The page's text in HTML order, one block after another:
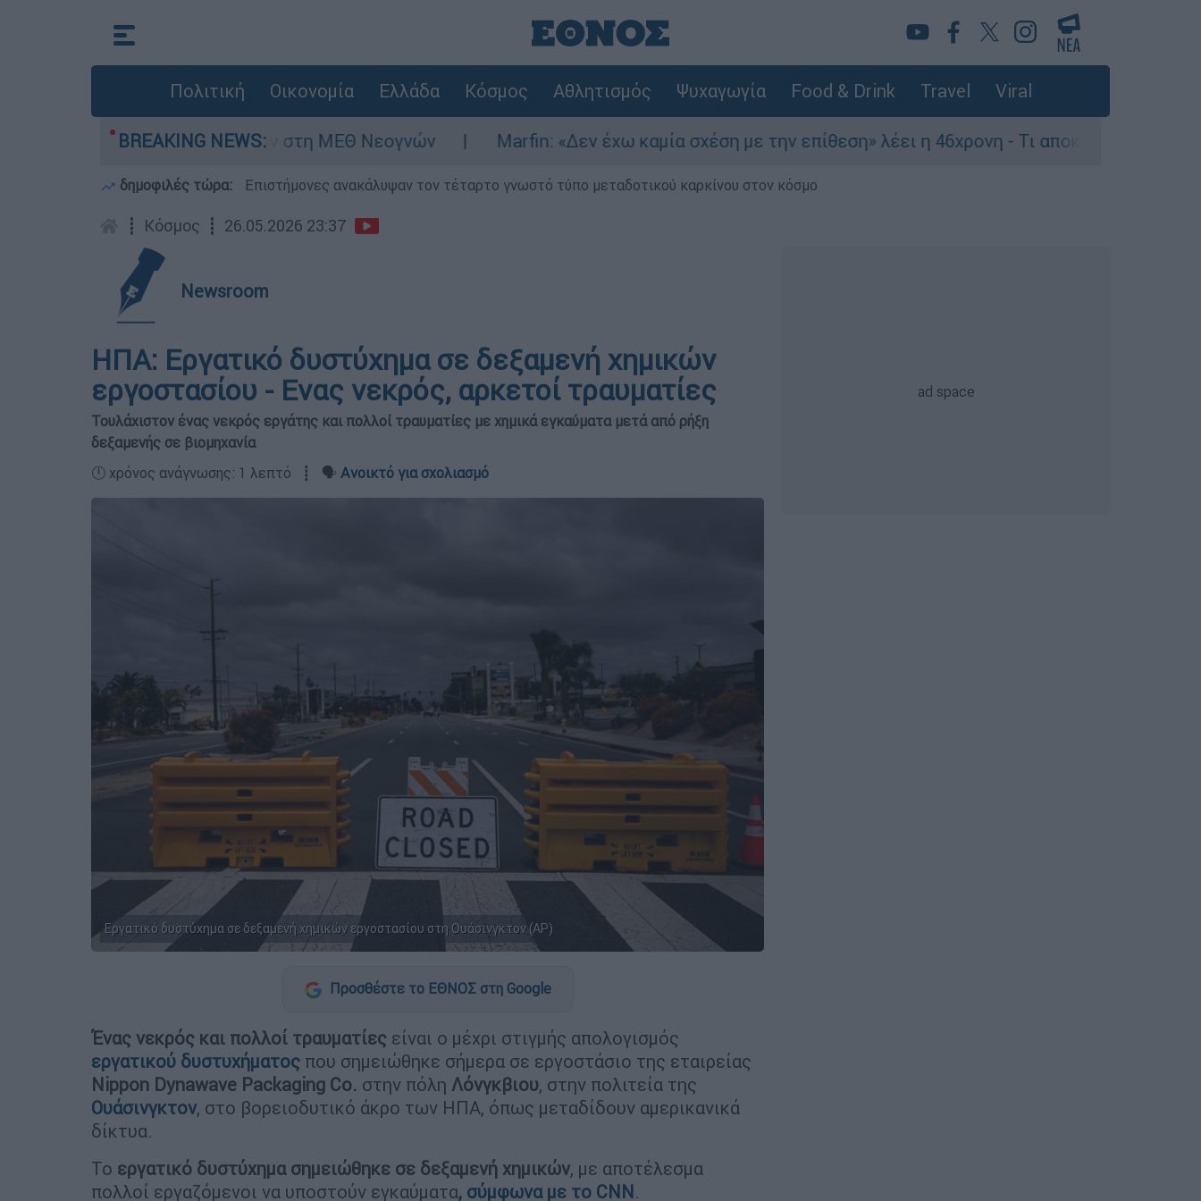
Πολιτική Οικονομία Ελλάδα Κόσμος Αθλητισμός Ψυχαγωγία Food & Drink Travel Viral
BREAKING NEWS:
- Νοσηλευόταν στη ΜΕΘ Νεογνών Marfin: «Δεν έχω καμία σχέση με την επίθεση» λέει η 46χρονη - Τι αποκάλυψε στους αστυνομικούς
δημοφιλές τώρα: Επιστήμονες ανακάλυψαν τον τέταρτο γνωστό τύπο μεταδοτικού καρκίνου στον κόσμο
┋ Κόσμος ┋ 26.05.2026 23:37
Newsroom
ΗΠΑ: Εργατικό δυστύχημα σε δεξαμενή χημικών
εργοστασίου - Ενας νεκρός, αρκετοί τραυματίες
Τουλάχιστον ένας νεκρός εργάτης και πολλοί τραυματίες με χημικά εγκαύματα μετά από ρήξη
δεξαμενής σε βιομηχανία
🕛 χρόνος ανάγνωσης: 1 λεπτό ┋ 🗣️ Ανοικτό για σχολιασμό
Εργατικό δυστύχημα σε δεξαμενή χημικών εργοστασίου στη Ουάσινγκτον (ΑP)
Προσθέστε το ΕΘΝΟΣ στη Google
Ένας νεκρός και πολλοί τραυματίες είναι ο μέχρι στιγμής απολογισμός
εργατικού δυστυχήματος που σημειώθηκε σήμερα σε εργοστάσιο της εταιρείας
Nippon Dynawave Packaging Co. στην πόλη Λόνγκβιου, στην πολιτεία της
Ουάσινγκτον, στο βορειοδυτικό άκρο των ΗΠΑ, όπως μεταδίδουν αμερικανικά
δίκτυα.
Το εργατικό δυστύχημα σημειώθηκε σε δεξαμενή χημικών, με αποτέλεσμα
πολλοί εργαζόμενοι να υποστούν εγκαύματα, σύμφωνα με το CNN.